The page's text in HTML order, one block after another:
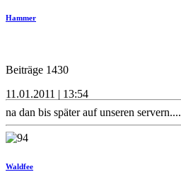
Hammer
Beiträge 1430
11.01.2011 | 13:54
na dan bis später auf unseren servern....
Waldfee